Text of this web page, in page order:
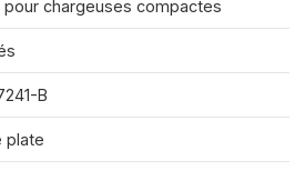
pour chargeuses compactes
B
plate